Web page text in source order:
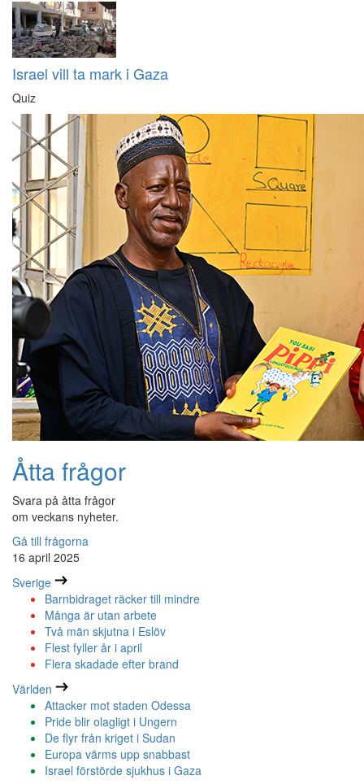
Israel vill ta mark i Gaza
Quiz
Åtta frågor
Svara på åtta frågor
om veckans nyheter.
Gå till frågorna
16 april 2025
Sverige
Barnbidraget räcker till mindre
Många är utan arbete
Två män skjutna i Eslöv
Flest fyller år i april
Flera skadade efter brand
Världen
Attacker mot staden Odessa
Pride blir olagligt i Ungern
De flyr från kriget i Sudan
Europa värms upp snabbast
Israel förstörde sjukhus i Gaza